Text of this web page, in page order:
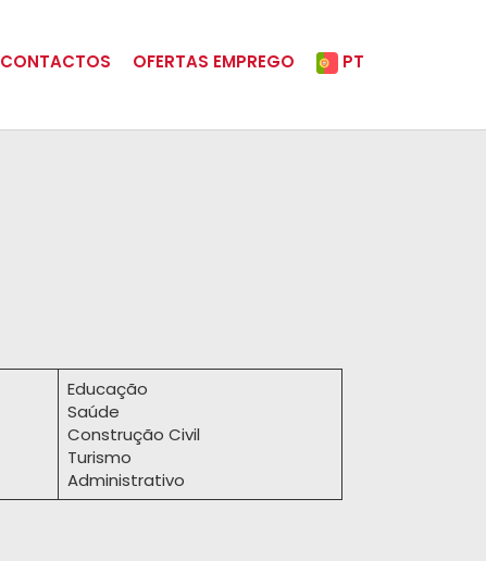
CONTACTOS OFERTAS EMPREGO PT
Educação
Saúde
Construção Civil
Turismo
Administrativo